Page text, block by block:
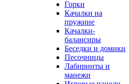
Горки
Качалки на
пружине
Качалки-
балансиры
Беседки и домики
Песочницы
Лабиринты и
манежи